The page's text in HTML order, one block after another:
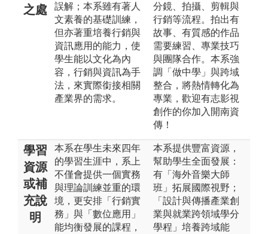
之處
誤解；本系雖有著人
文素養的基礎訓練，
但亦著重培養行銷與
資訊應用的能力，使
學生能以文化為內
容，行銷與資訊為手
法，來實際銜接相關
產業界的需求。
分鏡、拍攝、剪輯與
行銷等流程。拍出有
故事、有質感的作品
需要練習、專業技巧
與團隊合作。本系強
調「做中學」與跨域
整合，將熱情轉化為
專業，歡迎有志影視
創作的你加入開南資
傳！
學習
資源
或補
充說
明
本系在學生未來四年
的學習生涯中，系上
不僅會提供一個實務
與理論訓練並重的環
境，更安排「行銷實
務」與「數位應用」
能均衡發展的課程，
本系提供豐富資源，
幫助學生全面發展：
有「海外音樂大師
班」拓展國際視野；
「設計與傳播產業創
業與就業跨領域學分
學程」培養跨域能